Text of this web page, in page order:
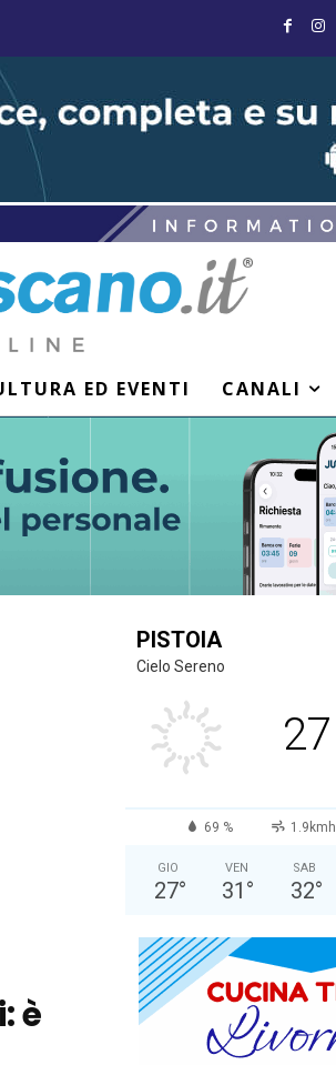
ED EVENTI CANALI
è
PISTOIA
Cielo Sereno
27
69 % 1.9kmh
GIO
27°
VEN
31 °
SAB
32°